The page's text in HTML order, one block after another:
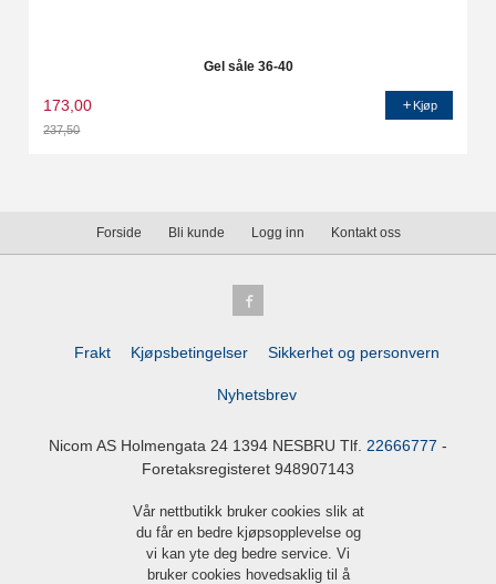
Gel såle 36-40
173,00
237,50
Kjøp
Forside Bli kunde Logg inn Kontakt oss
Frakt Kjøpsbetingelser Sikkerhet og personvern
Nyhetsbrev
Nicom AS Holmengata 24 1394 NESBRU Tlf. 22666777 -
Foretaksregisteret 948907143
Vår nettbutikk bruker cookies slik at
du får en bedre kjøpsopplevelse og
vi kan yte deg bedre service. Vi
bruker cookies hovedsaklig til å